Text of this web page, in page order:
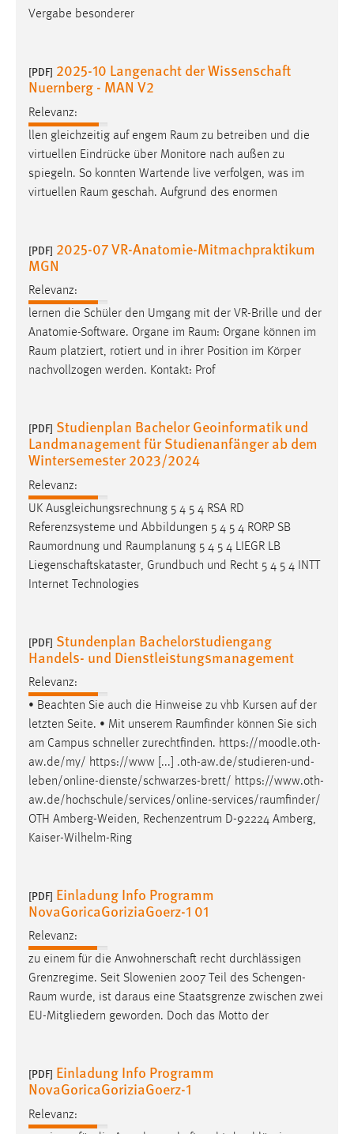
Vergabe besonderer
[PDF] 2025-10 Langenacht der Wissenschaft
Nuernberg - MAN V2
Relevanz:
llen gleichzeitig auf engem Raum zu betreiben und die
virtuellen Eindrücke über Monitore nach außen zu
spiegeln. So konnten Wartende live verfolgen, was im
virtuellen Raum geschah. Aufgrund des enormen
[PDF] 2025-07 VR-Anatomie-Mitmachpraktikum
MGN
Relevanz:
lernen die Schüler den Umgang mit der VR-Brille und der
Anatomie-Software. Organe im Raum: Organe können im
Raum platziert, rotiert und in ihrer Position im Körper
nachvollzogen werden. Kontakt: Prof
[PDF] Studienplan Bachelor Geoinformatik und
Landmanagement für Studienanfänger ab dem
Wintersemester 2023/2024
Relevanz:
UK Ausgleichungsrechnung 5 4 5 4 RSA RD
Referenzsysteme und Abbildungen 5 4 5 4 RORP SB
Raumordnung und Raumplanung 5 4 5 4 LIEGR LB
Liegenschaftskataster, Grundbuch und Recht 5 4 5 4 INTT
Internet Technologies
[PDF] Stundenplan Bachelorstudiengang
Handels- und Dienstleistungsmanagement
Relevanz:
• Beachten Sie auch die Hinweise zu vhb Kursen auf der
letzten Seite. • Mit unserem Raumfinder können Sie sich
am Campus schneller zurechtfinden. https://moodle.oth-
aw.de/my/ https://www [...] .oth-aw.de/studieren-und-
leben/online-dienste/schwarzes-brett/ https://www.oth-
aw.de/hochschule/services/online-services/raumfinder/
OTH Amberg-Weiden, Rechenzentrum D-92224 Amberg,
Kaiser-Wilhelm-Ring
[PDF] Einladung Info Programm
NovaGoricaGoriziaGoerz-1 01
Relevanz:
zu einem für die Anwohnerschaft recht durchlässigen
Grenzregime. Seit Slowenien 2007 Teil des Schengen-
Raum wurde, ist daraus eine Staatsgrenze zwischen zwei
EU-Mitgliedern geworden. Doch das Motto der
[PDF] Einladung Info Programm
NovaGoricaGoriziaGoerz-1
Relevanz: